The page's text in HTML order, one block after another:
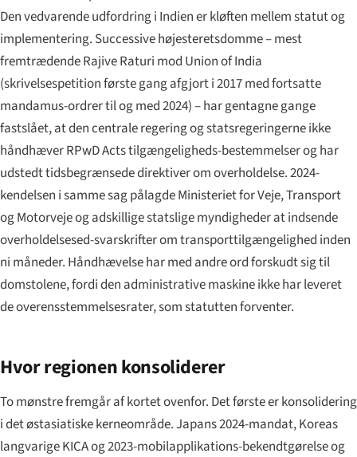
Den vedvarende udfordring i Indien er kløften mellem statut og
implementering. Successive højesteretsdomme – mest
fremtrædendeRajive Raturi mod Union of India
(skrivelsespetition første gang afgjort i 2017 med fortsatte
mandamus-ordrer til og med 2024) – har gentagne gange
fastslået, at den centrale regering og statsregeringerne ikke
håndhæver RPwD Acts tilgængeligheds-bestemmelser og har
udstedt tidsbegrænsede direktiver om overholdelse. 2024-
kendelsen i samme sag pålagde Ministeriet for Veje, Transport
og Motorveje og adskillige statslige myndigheder at indsende
overholdelsesed-svarskrifter om transporttilgængelighed inden
ni måneder. Håndhævelse har med andre ord forskudt sig til
domstolene, fordi den administrative maskine ikke har leveret
de overensstemmelsesrater, som statutten forventer.
Hvor regionen konsoliderer
To mønstre fremgår af kortet ovenfor. Det første er konsolidering
i det østasiatiske kerneområde. Japans 2024-mandat, Koreas
langvarige KICA og 2023-mobilapplikations-bekendtgørelse og